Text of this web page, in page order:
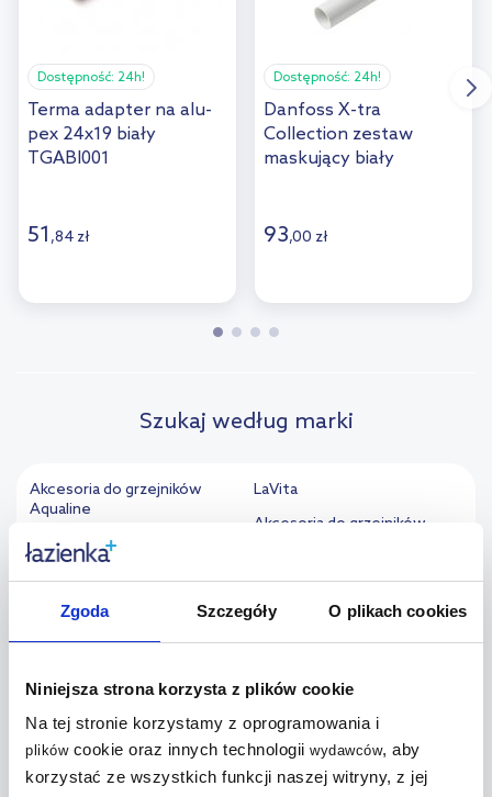
Zgoda Szczegóły O plikach cookies
Niniejsza strona korzysta z plików cookie
Na tej stronie korzystamy z oprogramowania i
plikówcookie oraz innych technologii wydawców, aby
korzystać ze wszystkich funkcji naszej witryny, z jej
Dostępność: 24h!
Terma adapter na alu-
pex 24x19 biały
TGABI001
51 ,84 zł
Dostępność: 24h!
Danfoss X-tra
Collection zestaw
maskujący biały
93,00 zł
Szukaj według marki
Akcesoria do grzejników
Aqualine
Akcesoria do grzejników
Danfoss
Deante
Akcesoria do grzejników
Akcesoria do grzejników
Excellent
LaVita
Akcesoria do grzejników
Akcesoria do grzejników
Akcesoria do grzejników
Akcesoria do grzejników
Sapho